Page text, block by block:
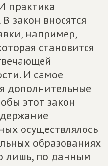
практика
закон вносятся
например,
становится
И самое
дополнительные
этот закон
осуществлялось
образованиях
лишь, по данным